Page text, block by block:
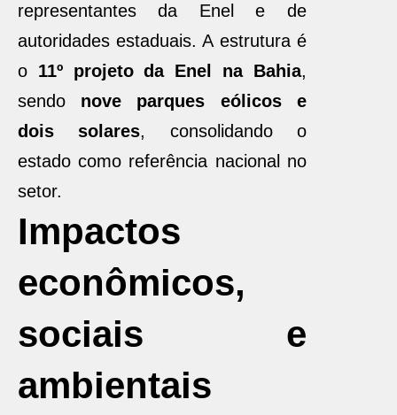
representantes da Enel e de
autoridades estaduais. A estrutura é
o 11º projeto da Enel na Bahia,
sendo nove parques eólicos e
dois solares, consolidando o
estado como referência nacional no
setor.
Impactos
econômicos,
sociais e
ambientais